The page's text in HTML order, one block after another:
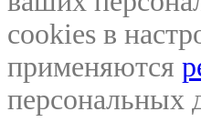
cookies в
применяются